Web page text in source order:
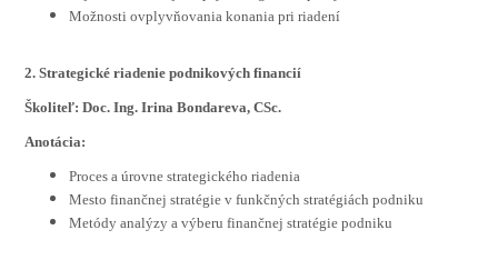
Možnosti ovplyvňovania konania pri riadení
2. Strategické riadenie podnikových financií
Školiteľ: Doc. Ing. Irina Bondareva, CSc.
Anotácia:
Proces a úrovne strategického riadenia
Mesto finančnej stratégie v funkčných stratégiách podniku
Metódy analýzy a výberu finančnej stratégie podniku